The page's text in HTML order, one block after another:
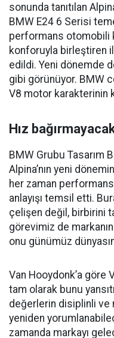
sonunda tanıtılan
BMW E24 6 Serisi
performans otomobili
konforuyla birleştiren
edildi. Yeni dönemde
gibi görünüyor. BMW
V8 motor karakterinin
Hız
BMW Grubu Tasarım
Alpina’nın yeni
her zaman
anlayışı temsil etti.
çelişen değil, birbirini
görevimiz de
onu günümüz
Van Hooydonk’a göre
tam olarak bunu
değerlerin disiplinli ve
yeniden
zamanda markayı